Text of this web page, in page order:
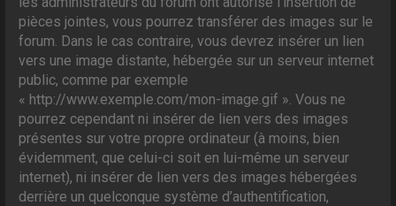
pièces jointes, vous pourrez transférer des images sur le
forum. Dans le cas contraire, vous devrez insérer un lien
vers une image distante, hébergée sur un serveur internet
public, comme par exemple
« http://www.exemple.com/mon-image.gif ». Vous ne
pourrez cependant ni insérer de lien vers des images
présentes sur votre propre ordinateur (à moins, bien
évidemment, que celui-ci soit en lui-même un serveur
internet), ni insérer de lien vers des images hébergées
derrière un quelconque système d’authentification,